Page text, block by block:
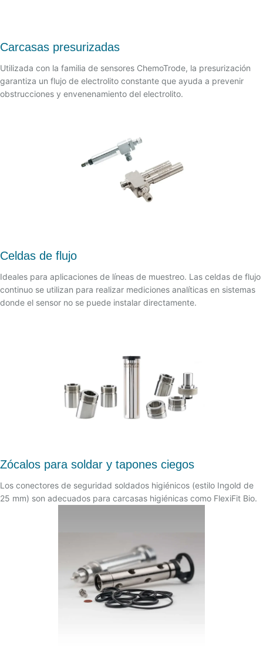
Carcasas presurizadas
Utilizada con la familia de sensores ChemoTrode, la presurización
garantiza un flujo de electrolito constante que ayuda a prevenir
obstrucciones y envenenamiento del electrolito.
Celdas de flujo
Ideales para aplicaciones de líneas de muestreo. Las celdas de flujo
continuo se utilizan para realizar mediciones analíticas en sistemas
donde el sensor no se puede instalar directamente.
Zócalos para soldar y tapones ciegos
Los conectores de seguridad soldados higiénicos (estilo Ingold de
25 mm) son adecuados para carcasas higiénicas como FlexiFit Bio.